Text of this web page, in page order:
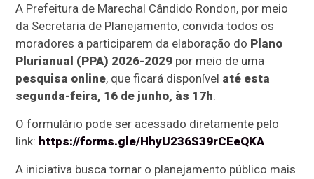
A Prefeitura de Marechal Cândido Rondon, por meio
da Secretaria de Planejamento, convida todos os
moradores a participarem da elaboração do Plano
Plurianual (PPA) 2026-2029 por meio de uma
pesquisa online, que ficará disponível até esta
segunda-feira, 16 de junho, às 17h.
O formulário pode ser acessado diretamente pelo
link: https://forms.gle/HhyU236S39rCEeQKA
A iniciativa busca tornar o planejamento público mais